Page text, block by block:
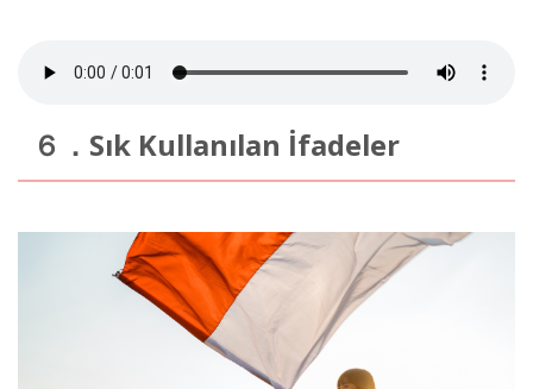
６．Sık Kullanılan İfadeler